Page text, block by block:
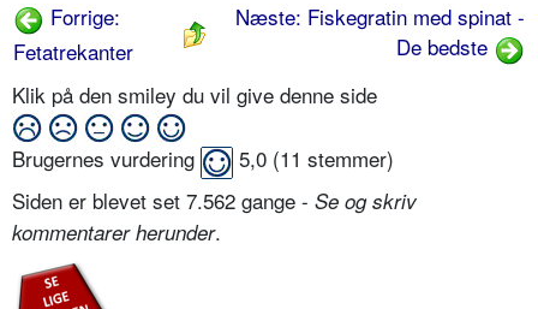
Forrige:
Fetatrekanter
Næste: Fiskegratin med spinat -
De bedste
Klik på den smiley du vil give denne side
Brugernes vurdering 5,0 (11 stemmer)
Siden er blevet set 7.562 gange - Se og skriv
kommentarer herunder.